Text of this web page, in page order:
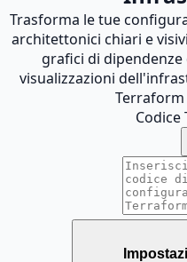
Trasforma le tue
architettonici chiari e
grafici di
visualizzazioni
Terraform